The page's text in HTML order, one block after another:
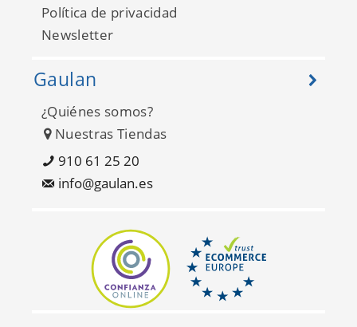
Política de privacidad
Newsletter
Gaulan
¿Quiénes somos?
Nuestras Tiendas
910 61 25 20
info@gaulan.es